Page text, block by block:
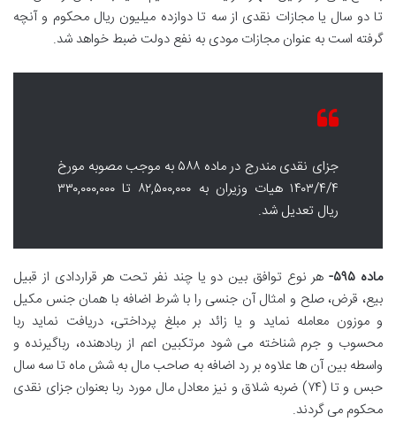
تا دو سال یا مجازات نقدی از سه تا دوازده میلیون ریال محکوم و آنچه
گرفته است به عنوان مجازات مودی به نفع دولت ضبط خواهد شد.
جزای نقدی مندرج در ماده ۵۸۸ به موجب مصوبه مورخ
۱۴۰۳/۴/۴ هیات وزیران به ۸۲,۵۰۰,۰۰۰ تا ۳۳۰,۰۰۰,۰۰۰
ریال تعدیل شد.
ماده ۵۹۵-
هر نوع توافق بین دو یا چند نفر تحت هر قراردادی از قبیل
بیع، قرض، صلح و امثال آن جنسی را با شرط اضافه با همان جنس مکیل
و موزون معامله نماید و یا زائد بر مبلغ پرداختی، دریافت نماید ربا
محسوب و جرم شناخته می شود مرتکبین اعم از ربادهنده، رباگیرنده و
واسطه بین آن ها علاوه بر رد اضافه به صاحب مال به شش ماه تا سه سال
حبس و تا (۷۴) ضربه شلاق و نیز معادل مال مورد ربا بعنوان جزای نقدی
محکوم می گردند.